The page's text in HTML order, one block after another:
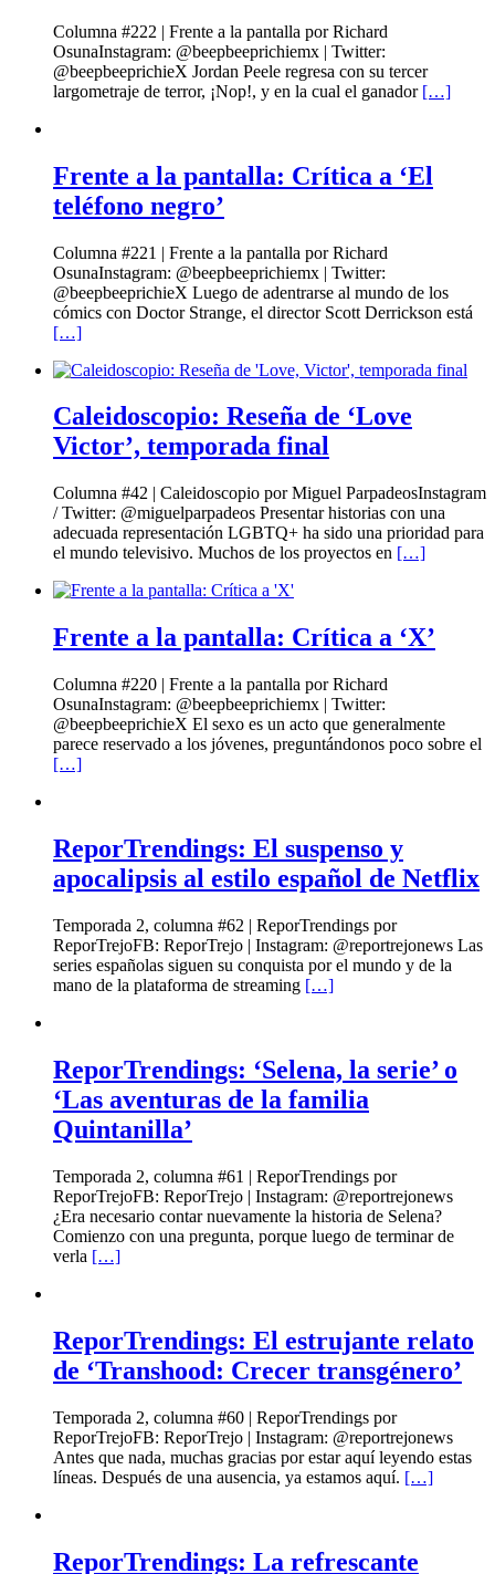
Columna #222 | Frente a la pantalla por Richard
OsunaInstagram: @beepbeeprichiemx | Twitter:
@beepbeeprichieX Jordan Peele regresa con su tercer
largometraje de terror, ¡Nop!, y en la cual el ganador […]
Frente a la pantalla: Crítica a ‘El
teléfono negro’
Columna #221 | Frente a la pantalla por Richard
OsunaInstagram: @beepbeeprichiemx | Twitter:
@beepbeeprichieX Luego de adentrarse al mundo de los
cómics con Doctor Strange, el director Scott Derrickson está
[…]
Caleidoscopio: Reseña de ‘Love
Victor’, temporada final
Columna #42 | Caleidoscopio por Miguel ParpadeosInstagram
/ Twitter: @miguelparpadeos Presentar historias con una
adecuada representación LGBTQ+ ha sido una prioridad para
el mundo televisivo. Muchos de los proyectos en […]
Frente a la pantalla: Crítica a ‘X’
Columna #220 | Frente a la pantalla por Richard
OsunaInstagram: @beepbeeprichiemx | Twitter:
@beepbeeprichieX El sexo es un acto que generalmente
parece reservado a los jóvenes, preguntándonos poco sobre el
[…]
ReporTrendings: El suspenso y
apocalipsis al estilo español de Netflix
Temporada 2, columna #62 | ReporTrendings por
ReporTrejoFB: ReporTrejo | Instagram: @reportrejonews Las
series españolas siguen su conquista por el mundo y de la
mano de la plataforma de streaming […]
ReporTrendings: ‘Selena, la serie’ o
‘Las aventuras de la familia
Quintanilla’
Temporada 2, columna #61 | ReporTrendings por
ReporTrejoFB: ReporTrejo | Instagram: @reportrejonews
¿Era necesario contar nuevamente la historia de Selena?
Comienzo con una pregunta, porque luego de terminar de
verla […]
ReporTrendings: El estrujante relato
de ‘Transhood: Crecer transgénero’
Temporada 2, columna #60 | ReporTrendings por
ReporTrejoFB: ReporTrejo | Instagram: @reportrejonews
Antes que nada, muchas gracias por estar aquí leyendo estas
líneas. Después de una ausencia, ya estamos aquí. […]
ReporTrendings: La refrescante